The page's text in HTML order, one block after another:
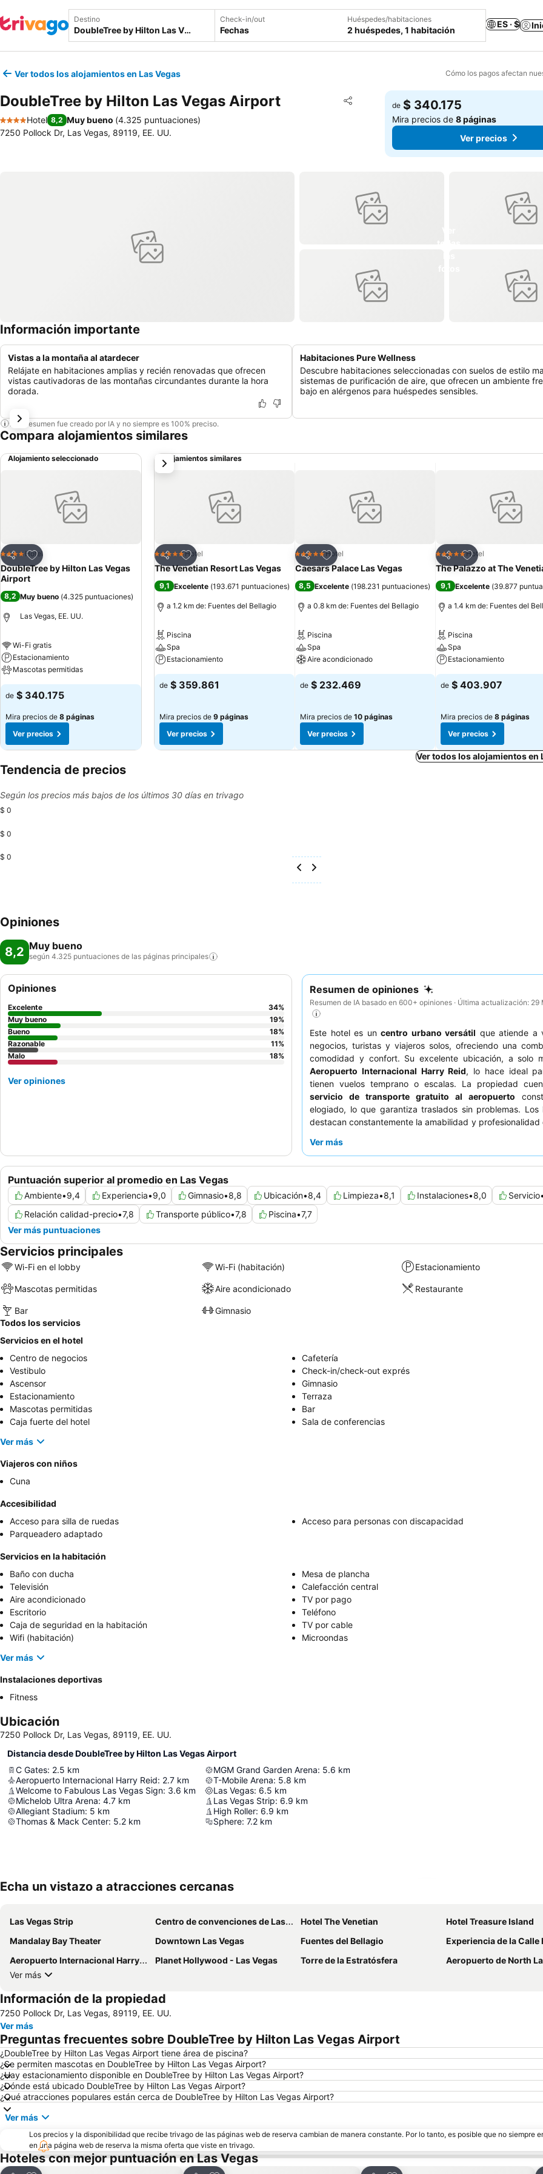
Destino Check-in/out
Fechas
Huéspedes/habitaciones
2 huéspedes, 1 habitación
ES · $
Ver todos los alojamientos en Las Vegas Cómo los pagos afectan
DoubleTree by Hilton Las Vegas Airport Compartir
Agregar a favoritos
4 Estrellas
Hotel 8,2 Muy bueno (4.325 puntuaciones)
7250 Pollock Dr, Las Vegas, 89119, EE. UU.
de $ 340.175
Mira precios de8 páginas
Ver precios
Información importante
Vistas a la montaña al atardecer
Relájate en habitaciones amplias y recién renovadas que ofrecen
vistas cautivadoras de las montañas circundantes durante la hora
dorada.
Habitaciones Pure Wellness
Descubre habitaciones seleccionadas con suelos de estilo
sistemas de purificación de aire, que ofrecen un ambiente
bajo en alérgenos para huéspedes sensibles.
Este resumen fue creado por IA y no siempre es 100% preciso.
Compara alojamientos similares
Alojamiento seleccionado
Compartir
Agregar a favoritos
4 EstrellasHotel
DoubleTree by Hilton Las Vegas
Airport
8,2 Muy bueno (4.325 puntuaciones)
Las Vegas, EE. UU.
Wi-Fi gratis
Estacionamiento
Mascotas permitidas
de $ 340.175
Mira precios de 8 páginas
Ver precios
Alojamientos similares
Compartir
Agregar a favoritos
5 EstrellasHotel
The Venetian Resort Las Vegas
9,1 Excelente (193.671 puntuaciones)
a 1.2 km de: Fuentes del Bellagio
Piscina
Spa
Estacionamiento
de $ 359.861
Mira precios de 9 páginas
Ver precios
Compartir
Agregar a favoritos
5 EstrellasHotel
Caesars Palace Las Vegas
8,5 Excelente (198.231 puntuaciones)
a 0.8 km de: Fuentes del Bellagio
Piscina
Spa
Aire acondicionado
de $ 232.469
Mira precios de 10 páginas
Ver precios
Compartir
Agregar a
5 EstrellasHotel
The Palazzo at The
9,1 Excelente (39.877
a 1.4 km de: Fuentes del
Piscina
Spa
Estacionamiento
de $ 403.907
Mira precios de 8 páginas
Ver precios
siguiente
Ver todos los alojamientos en
Tendencia de precios
Según los precios más bajos de los últimos 30 días en trivago
$ 0
$ 0
$ 0
Opiniones
8,2 Muy bueno
según 4.325 puntuaciones de las páginas principales
Resumen de opiniones
Resumen de IA basado en 600+ opiniones · Última actualización: 29
Este hotel es uncentro urbano versátil que atiende a
negocios, turistas y viajeros solos, ofreciendo una
comodidad y confort. Su excelente ubicación, a solo
Aeropuerto Internacional Harry Reid, lo hace ideal
tienen vuelos temprano o escalas. La propiedad
servicio de transporte gratuito al aeropuerto
elogiado, lo que garantiza traslados sin problemas. Los
destacan constantemente la amabilidad y profesionalidad
experiencia más tranquila, se recomienda a los
Ver más
Puntuación superior al promedio en Las Vegas
Ambiente•9,4 Experiencia•9,0 Gimnasio•8,8 Ubicación•8,4 Limpieza•8,1 Instalaciones•8,0 Servicio•
Relación calidad-precio•7,8 Transporte público•7,8 Piscina•7,7
Ver más puntuaciones
Opiniones
Excelente 34%
Muy bueno
19%
Bueno
18%
Razonable
11%
Malo
18%
Ver opiniones
Servicios principales
Wi-Fi en el lobby Wi-Fi (habitación) Estacionamiento
Mascotas permitidas Aire acondicionado Restaurante
Bar
Gimnasio
Todos los servicios
Servicios en el hotel
Centro de negocios
Cafetería
Vestibulo
Check-in/check-out exprés
Ascensor
Gimnasio
Estacionamiento
Terraza
Mascotas permitidas
Bar
Caja fuerte del hotel
Sala de conferencias
Ver más
Viajeros con niños
Cuna
Accesibilidad
Acceso para silla de ruedas
Acceso para personas con discapacidad
Parqueadero adaptado
Servicios en la habitación
Baño con ducha
Mesa de plancha
Televisión
Calefacción central
Aire acondicionado
TV por pago
Escritorio
Teléfono
Caja de seguridad en la habitación
TV por cable
Wifi (habitación)
Microondas
Ver más
Instalaciones deportivas
Fitness
Ubicación
7250 Pollock Dr, Las Vegas, 89119, EE. UU.
Distancia desde DoubleTree by Hilton Las Vegas Airport
C Gates: 2.5 km
Aeropuerto Internacional Harry Reid: 2.7 km
Welcome to Fabulous Las Vegas Sign: 3.6 km
Michelob Ultra Arena: 4.7 km
Allegiant Stadium: 5 km
Thomas & Mack Center: 5.2 km
MGM Grand Garden Arena: 5.6 km
T-Mobile Arena: 5.8 km
Las Vegas: 6.5 km
Las Vegas Strip: 6.9 km
High Roller: 6.9 km
Sphere: 7.2 km
Echa un vistazo a atracciones cercanas
Las Vegas Strip Centro de convenciones de Las Vegas Hotel The Venetian
Hotel Treasure Island
Mandalay Bay Theater
Downtown Las Vegas Fuentes del Bellagio
Experiencia de la Calle
Aeropuerto Internacional Harry Reid
Planet Hollywood - Las Vegas Torre de la Estratósfera
Aeropuerto de North
Ver más
Información de la propiedad
7250 Pollock Dr, Las Vegas, 89119, EE. UU.
Ver más
Preguntas frecuentes sobre DoubleTree by Hilton Las Vegas Airport
¿DoubleTree by Hilton Las Vegas Airport tiene área de piscina?
¿Se permiten mascotas en DoubleTree by Hilton Las Vegas Airport?
¿Hay estacionamiento disponible en DoubleTree by Hilton Las Vegas Airport?
¿Dónde está ubicado DoubleTree by Hilton Las Vegas Airport?
¿Qué atracciones populares están cerca de DoubleTree by Hilton Las Vegas Airport?
Ver más
Los precios y la disponibilidad que recibe trivago de las páginas web de reserva cambian de manera constante. Por lo tanto, es posible que no siempre
en una página web de reserva la misma oferta que viste en trivago.
Hoteles con mejor puntuación en Las Vegas